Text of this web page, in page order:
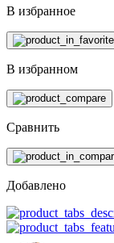
В избранное
В избранном
Сравнить
Добавлено